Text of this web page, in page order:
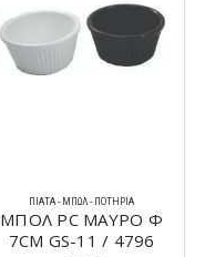
ΠΙΆΤΑ - ΜΠΩΛ - ΠΟΤΉΡΙΑ
ΜΠΟΛ PC ΜΑΥΡΟ Φ
7CM GS-11 / 4796